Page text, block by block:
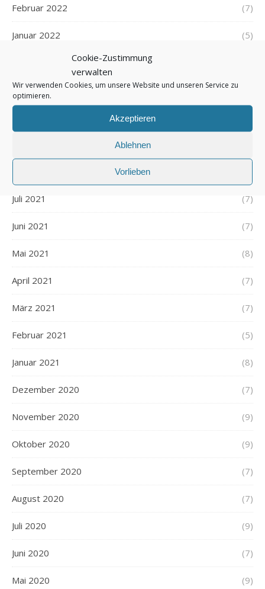
Cookie-Zustimmung
verwalten
Wir verwenden Cookies, um unsere Website und unseren Service zu
optimieren.
Akzeptieren
Ablehnen
Vorlieben
Februar 2022 (7)
Januar 2022 (5)
Dezember 2021
November 2021
Juli 2021 (7)
Juni 2021 (7)
Mai 2021 (8)
April 2021 (7)
März 2021 (7)
Februar 2021 (5)
Januar 2021 (8)
Dezember 2020 (7)
November 2020 (9)
Oktober 2020 (9)
September 2020 (7)
August 2020 (7)
Juli 2020 (9)
Juni 2020 (7)
Mai 2020 (9)